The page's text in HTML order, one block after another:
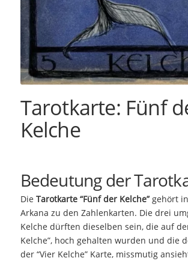
Tarotkarte: Fünf
Kelche
Bedeutung der
Die Tarotkarte “Fünf der Kelche”gehört
Arkana zu den Zahlenkarten. Die drei
Kelche dürften dieselben sein, die auf
Kelche”, hoch gehalten wurden und die
der “Vier Kelche” Karte, missmutig